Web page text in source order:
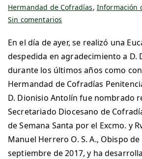
Hermandad de Cofradías, Información
Sin comentarios
En el día de ayer, se realizó una
despedida en agradecimiento a D.
durante los últimos años como
Hermandad de Cofradías
D. Dionisio Antolín fue nombrado
Secretariado Diocesano de
de Semana Santa por el Excmo. y
Manuel Herrero O. S. A., Obispo
septiembre de 2017, y ha